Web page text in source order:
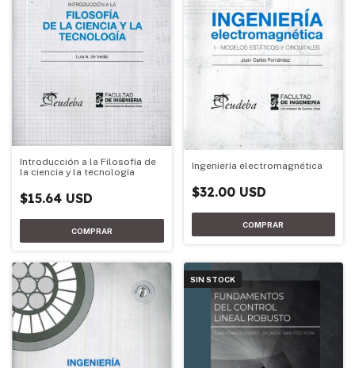
Introducción a la Filosofía de
la ciencia y la tecnología
$15.64 USD
Ingeniería electromagnética
$32.00 USD
SIN STOCK